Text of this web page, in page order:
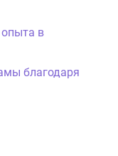
в
благодаря